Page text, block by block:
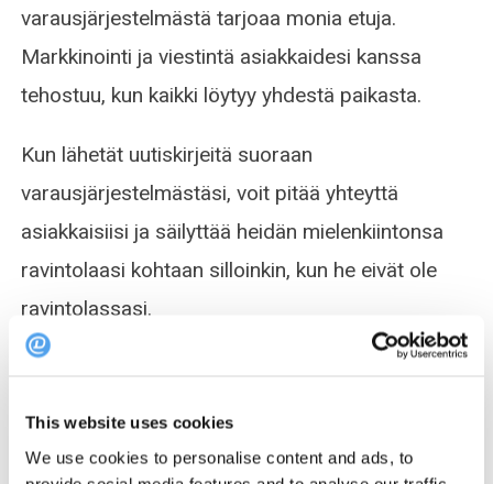
This website uses cookies
We use cookies to personalise content and ads, to
varausjärjestelmästä tarjoaa monia etuja.
Markkinointi ja viestintä asiakkaidesi kanssa
tehostuu, kun kaikki löytyy yhdestä paikasta.
Kun lähetät uutiskirjeitä suoraan
varausjärjestelmästäsi, voit pitää yhteyttä
asiakkaisiisi ja säilyttää heidän mielenkiintonsa
ravintolaasi kohtaan silloinkin, kun he eivät ole
ravintolassasi.